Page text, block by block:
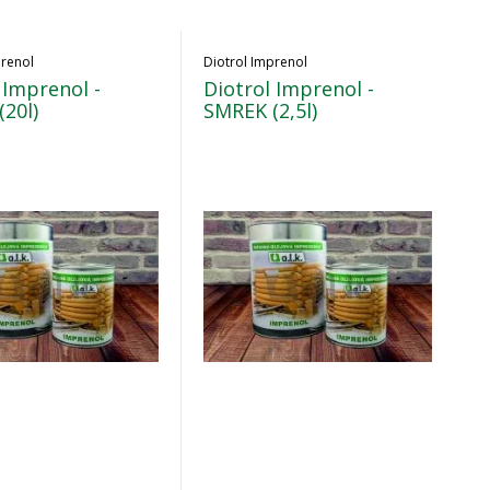
-
Diotrol Imprenol
Diotrol Imprenol -
SMREK (2,5l)